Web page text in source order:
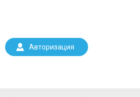
Авторизация